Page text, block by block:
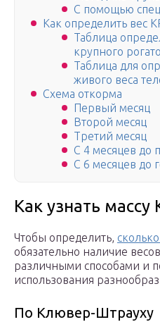
С помощью
Как определить вес
Таблица
крупного
Таблица для
живого веса
Схема откорма
Первый месяц
Второй месяц
Третий месяц
С 4 месяцев до
С 6 месяцев до
Как узнать массу
Чтобы определить,
обязательно наличие
различными способами и
использования
По Клювер-Штрауху